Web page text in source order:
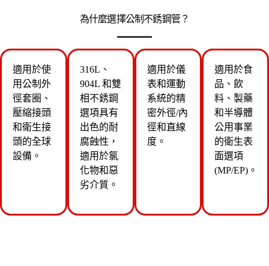
為什麼選擇公制不銹鋼管？
適用於使
用公制外
徑套圈、
壓縮接頭
和衛生接
頭的全球
設備。
316L、
904L 和雙
相不銹鋼
選項具有
出色的耐
腐蝕性，
適用於氯
化物和惡
劣介質。
適用於儀
表和運動
系統的精
密外徑/內
徑和直線
度。
適用於食
品、飲
料、製藥
和半導體
公用事業
的衛生表
面選項
(MP/EP)。